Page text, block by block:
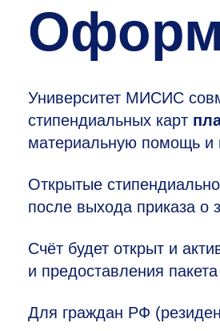
Университет МИСИС
стипендиальных карт
материальную помощь и
Открытые
после выхода приказа о
Счёт будет открыт и
и предоставления
Для граждан РФ